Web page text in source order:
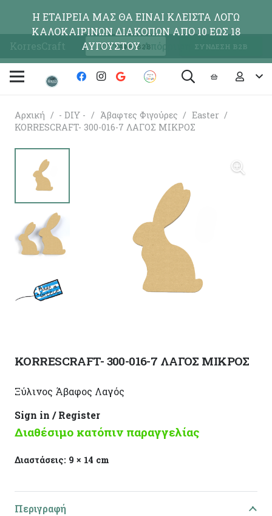
KorresCraft ΕΓΓΡΑΦΗ Β2Β ΣΥΝΔΕΣΗ Β2Β
Αρχική / - DIY - / Άβαφτες Φιγούρες / Easter /
KORRESCRAFT- 300-016-7 ΛΑΓΟΣ ΜΙΚΡΟΣ
KORRESCRAFT- 300-016-7 ΛΑΓΟΣ ΜΙΚΡΟΣ
Ξύλινος Άβαφος Λαγός
Sign in / Register
Διαθέσιμο κατόπιν παραγγελίας
Διαστάσεις: 9 × 14 cm
Περιγραφή
Η ΕΤΑΙΡΕΙΑ ΜΑΣ ΘΑ ΕΙΝΑΙ ΚΛΕΙΣΤΑ ΛΟΓΩ
ΚΑΛΟΚΑΙΡΙΝΩΝ ΔΙΑΚΟΠΩΝ ΑΠΟ 10 ΕΩΣ 18
ΑΥΓΟΥΣΤΟΥΑπόρριψη